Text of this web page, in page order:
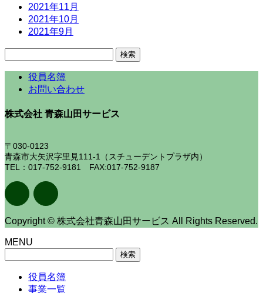
2021年11月
2021年10月
2021年9月
役員名簿
お問い合わせ
株式会社 青森山田サービス
〒030-0123
青森市大矢沢字里見111-1（スチューデントプラザ内）
TEL：017-752-9181 FAX:017-752-9187
Copyright © 株式会社青森山田サービス All Rights Reserved.
MENU
役員名簿
事業一覧